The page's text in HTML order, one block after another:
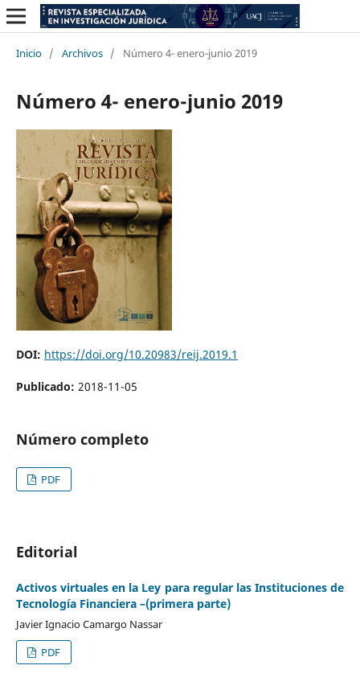
Inicio / Archivos / Número 4- enero-junio 2019
Número 4- enero-junio 2019
DOI: https://doi.org/10.20983/reij.2019.1
Publicado: 2018-11-05
Número completo
PDF
Editorial
Activos virtuales en la Ley para regular las Instituciones de
Tecnología Financiera –(primera parte)
Javier Ignacio Camargo Nassar
PDF